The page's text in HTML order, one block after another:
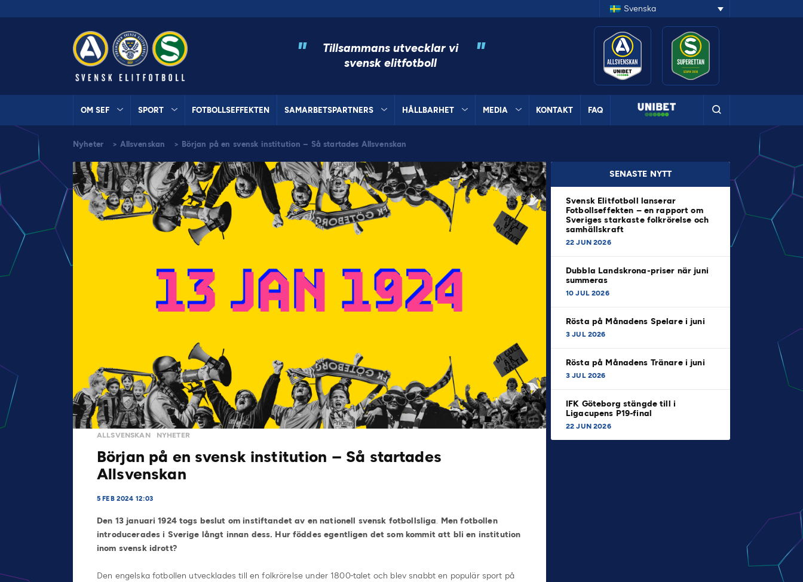
Svenska
"
Tillsammans utvecklar vi
svensk elitfotboll
"
OM SEF SPORT FOTBOLLSEFFEKTEN SAMARBETSPARTNERS HÅLLBARHET MEDIA KONTAKT FAQ
Nyheter > Allsvenskan > Början på en svensk institution – Så startades Allsvenskan
ALLSVENSKAN NYHETER
Början på en svensk institution – Så startades
Allsvenskan
5 FEB 2024 12:03
Den 13 januari 1924 togs beslut om instiftandet av en nationell svensk fotbollsliga. Men fotbollen
introducerades i Sverige långt innan dess. Hur föddes egentligen det som kommit att bli en institution
inom svensk idrott?
Den engelska fotbollen utvecklades till en folkrörelse under 1800-talet och blev snabbt en populär sport på
SENASTE NYTT
Svensk Elitfotboll lanserar
Fotbollseffekten – en rapport om
Sveriges starkaste folkrörelse och
samhällskraft
22 JUN 2026
Dubbla Landskrona-priser när juni
summeras
10 JUL 2026
Rösta på Månadens Spelare i juni
3 JUL 2026
Rösta på Månadens Tränare i juni
3 JUL 2026
IFK Göteborg stängde till i
Ligacupens P19-final
22 JUN 2026